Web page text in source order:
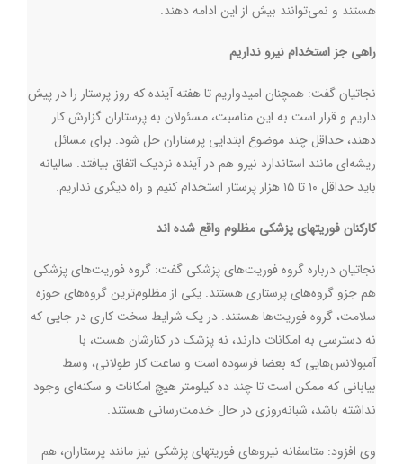
هستند و نمی‌توانند بیش از این ادامه دهند.
راهی جز استخدام نیرو نداریم
نجاتیان گفت:‌ همچنان امیدواریم تا هفته آینده که روز پرستار را در پیش
داریم و قرار است به این مناسبت، مسئولان به پرستاران گزارش کار
دهند، حداقل چند موضوع ابتدایی پرستاران حل شود. برای مسائل
ریشه‌ای مانند استاندارد نیرو هم در آینده نزدیک اتفاق بیافتد. سالیانه
باید حداقل ۱۰ تا ۱۵ هزار پرستار استخدام کنیم و راه دیگری نداریم.
کارکنان فوریتهای پزشکی مظلوم واقع شده اند
نجاتیان درباره گروه فوریت‌های پزشکی گفت: گروه فوریت‌های پزشکی
هم جزو گروه‌های پرستاری هستند. یکی از مظلوم‌ترین گروه‌های حوزه
سلامت، گروه فوریت‌ها هستند. در یک شرایط سخت کاری در جایی که
نه دسترسی به امکانات دارند، نه پزشک در کنارشان هست، با
آمبولانس‌هایی که بعضا فرسوده است و ساعت کار طولانی، وسط
بیابانی که ممکن است تا چند ده کیلومتر هیچ امکانات و سکنه‌ای وجود
نداشته باشد، شبانه‌روزی در حال خدمت‌رسانی هستند.
وی افزود: متاسفانه نیروهای فوریتهای پزشکی نیز مانند پرستاران، هم